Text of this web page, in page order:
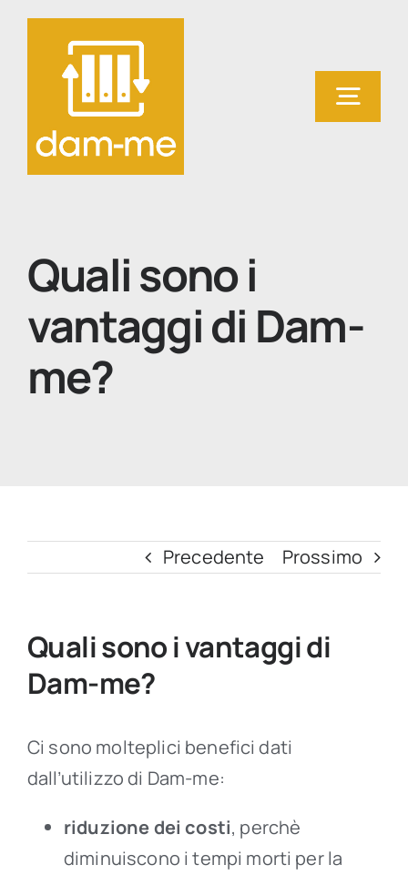
Salta
contenuto
Home
Prova Dam-me con InDesign!
Quali sono i
vantaggi di Dam-
me?
Precedente Prossimo
Quali sono i vantaggi di
Dam-me?
Ci sono molteplici benefici dati
dall’utilizzo di Dam-me:
riduzione dei costi, perchè
diminuiscono i tempi morti per la